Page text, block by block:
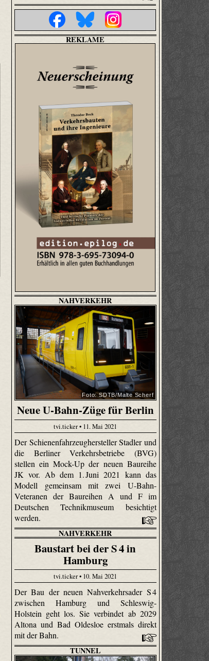
REKLAME
NAHVERKEHR
Foto: SDTB/Malte Scherf
Neue U-Bahn-Züge für Berlin
tvi.ticker • 11. Mai 2021
Der Schienenfahrzeughersteller Stadler und
die Berliner Verkehrsbetriebe (BVG)
stellen ein Mock-Up der neuen Baureihe
JK vor. Ab dem 1. Juni 2021 kann das
Modell gemeinsam mit zwei U-Bahn-
Veteranen der Baureihen A und F im
Deutschen Technikmuseum besichtigt
werden.
NAHVERKEHR
Baustart bei der S 4 in
Hamburg
tvi.ticker • 10. Mai 2021
Der Bau der neuen Nahverkehrsader S 4
zwischen Hamburg und Schleswig-
Holstein geht los. Sie verbindet ab 2029
Altona und Bad Oldesloe erstmals direkt
mit der Bahn.
TUNNEL